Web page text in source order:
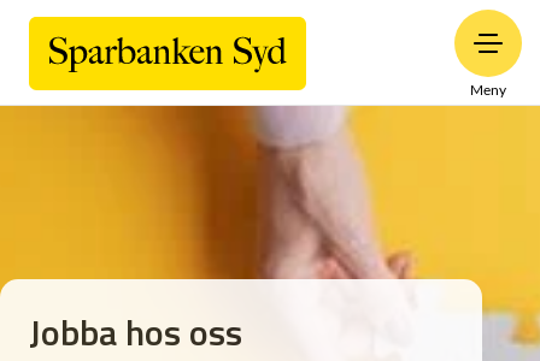
Meny
Jobba hos oss